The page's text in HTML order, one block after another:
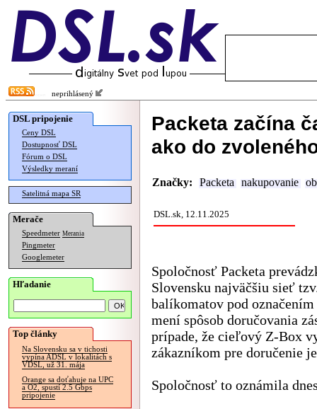
neprihlásený
DSL pripojenie
Ceny DSL
Dostupnosť DSL
Fórum o DSL
Výsledky meraní
Satelitná mapa SR
Merače
Speedmeter Merania
Pingmeter
Googlemeter
Hľadanie
Top články
Na Slovensku sa v tichosti
vypína ADSL v lokalitách s
VDSL, už 31. mája
Orange sa doťahuje na UPC
a O2, spustí 2.5 Gbps
pripojenie
Packeta začína
ako do
Značky: Packeta nakupovanie
DSL.sk, 12.11.2025
Spoločnosť Packeta
Slovensku najväčšiu sieť
balíkomatov pod
mení spôsob doručovania
prípade, že cieľový Z-Box
zákazníkom pre doručenie
Spoločnosť to oznámila